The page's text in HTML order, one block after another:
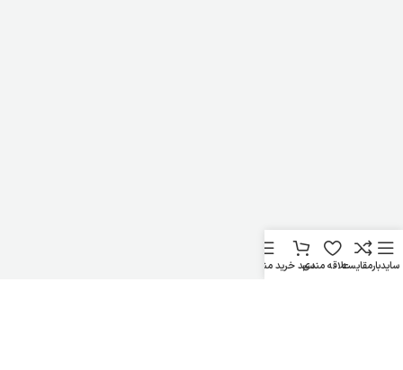
سایدبارمقایسهعلاقه مندیسبد خریدمنو